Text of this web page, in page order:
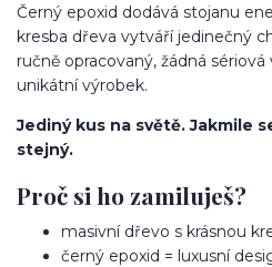
Černý epoxid dodává stojanu
kresba dřeva vytváří jedinečný
ručně opracovaný, žádná
unikátní výrobek.
Jediný kus na světě. Jakmile
stejný.
Proč si ho zamiluješ?
masivní dřevo s krásnou
černý epoxid = luxusní